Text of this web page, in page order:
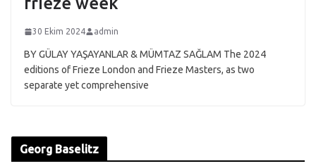
30 Ekim 2024 admin
BY GÜLAY YAŞAYANLAR & MÜMTAZ SAĞLAM The 2024
editions of Frieze London and Frieze Masters, as two
separate yet comprehensive
Georg Baselitz